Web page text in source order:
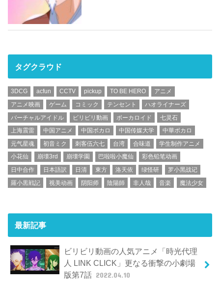
タグクラウド
3DCG acfun CCTV pickup TO BE HERO
アニメ
アニメ映画
ゲーム コミック テンセント
ハオライナーズ
バーチャルアイドル
ビリビリ動画 ボーカロイド
七灵石
上海震雷
中国アニメ 中国ボカロ 中国传媒大学
中華ボカロ
元气星魂
初音ミク 刺客伍六七 台湾 合味道
学生制作アニメ
小花仙
崩壊3rd 崩壊学園 巴啦啦小魔仙
彩色铅笔动画
日中合作
日本語訳 日清 東方 洛天依 绿怪研
罗小黑战记
羅小黒戦記
视美动画 阴阳师 陰陽師 非人哉 音楽 魔法少女
最新記事
ビリビリ動画の人気アニメ「時光代理
人 LINK CLICK」更なる衝撃の小劇場
版第7話 2022.04.10